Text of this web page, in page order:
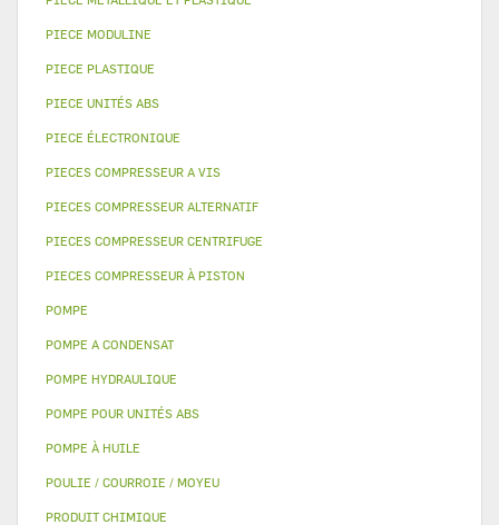
PIECE MODULINE
PIECE PLASTIQUE
PIECE UNITÉS ABS
PIECE ÉLECTRONIQUE
PIECES COMPRESSEUR A VIS
PIECES COMPRESSEUR ALTERNATIF
PIECES COMPRESSEUR CENTRIFUGE
PIECES COMPRESSEUR À PISTON
POMPE
POMPE A CONDENSAT
POMPE HYDRAULIQUE
POMPE POUR UNITÉS ABS
POMPE À HUILE
POULIE / COURROIE / MOYEU
PRODUIT CHIMIQUE